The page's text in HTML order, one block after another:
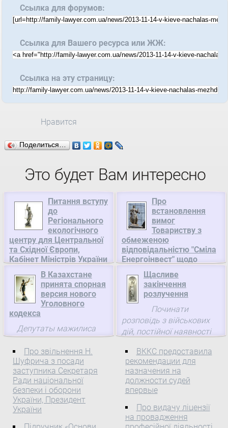
Ссылка для форумов:
Ссылка для Вашего ресурса или ЖЖ:
Ссылка на эту страницу:
Нравится
Поделиться…
Это будет Вам интересно
Питання вступу
до
Регіонального
екологічного
центру для Центральної
та Східної Європи,
Кабінет Міністрів України
Питання вступу до
Регіонального
екологічного центру для
Центральної та Східної
Європи 1. Уповноважити
Міністра екології та
Ставицького Едуарда
Анатолійовича підписати
Статут Регіонального
екологічного центру для
Центральної та Східної
Європи та Угоду про
В Казахстане
принята спорная
версия нового
Уголовного
кодекса
Депутаты мажилиса
(нижняя палата)
парламента Казахстана
одобрили изменения и
дополнения, внесенные
сенатом (верхняя
палата) парламента в
проект Уголовного
Про звільнення Н.
Шуфрича з посади
заступника Секретаря
Ради національної
безпеки і оборони
України, Президент
України
Про
встановлення
вимог
Товариству з
обмеженою
відповідальністю "Сміла
Енергоінвест" щодо
провадження інших,
видів діяльності,
Національна комісія, що
здійснює державне
регулювання у сфері
комунальних послуг
Про встановлення
обмеженою
відповідальністю "Сміла
Енергоінвест" щодо
провадження інших, крім
діяльності
Щасливе
закінчення
розлучення
Починати
розповідь з військових
дій, постійної наявності
житті, смертельних
розчарувань?
ВККС предоставила
рекомендации для
назначения на
должности судей
впервые
Про видачу ліцензії
на провадження